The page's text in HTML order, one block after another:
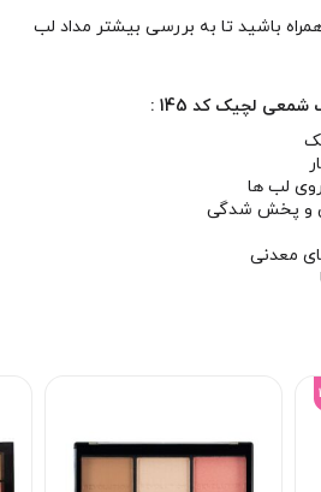
باشید تا به بررسی بیشتر مداد لب
لچیک کد 145 :
لب ها
و پخش شدگی
معدنی